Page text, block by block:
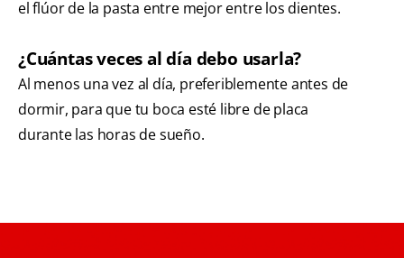
el flúor de la pasta entre mejor entre los dientes.
¿Cuántas veces al día debo usarla?
Al menos una vez al día, preferiblemente antes de
dormir, para que tu boca esté libre de placa
durante las horas de sueño.